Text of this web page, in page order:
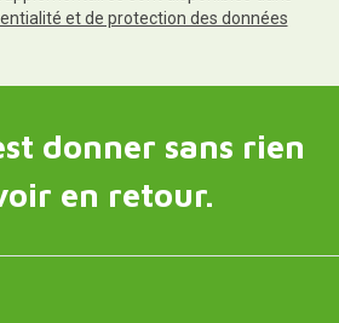
et de protection des données
donner sans rien
en retour.